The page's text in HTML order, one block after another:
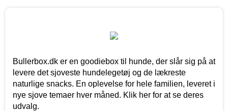
Bullerbox.dk er en goodiebox til hunde, der slår sig på at
levere det sjoveste hundelegetøj og de lækreste
naturlige snacks. En oplevelse for hele familien, leveret i
nye sjove temaer hver måned. Klik her for at se deres
udvalg.